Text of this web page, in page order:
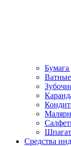
Шпагат
Средства